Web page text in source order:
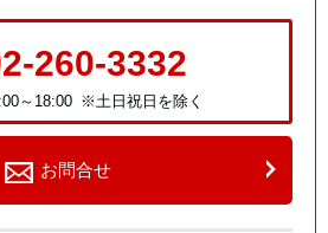
260-3332
～18:00 ※土日祝日を除く
お問合せ